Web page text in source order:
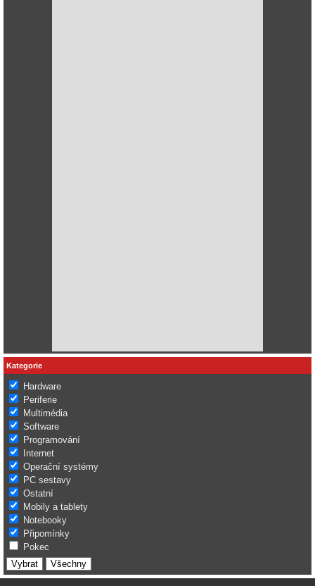
Kategorie
Hardware
Periferie
Multimédia
Software
Programování
Internet
Operační systémy
PC sestavy
Ostatní
Mobily a tablety
Notebooky
Připomínky
Pokec